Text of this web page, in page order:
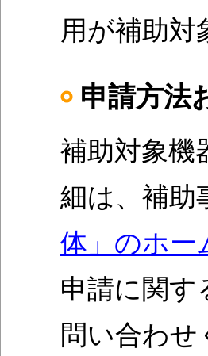
用が補助対
申請方法
補助対象機
細は、補助
体」のホー
申請に関す
問い合わせ